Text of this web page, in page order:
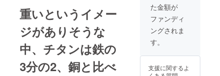
重いというイメー
ジがありそうな
中、チタンは鉄の
3分の2、銅と比べ
使用部
材の供
給状
況、製
合等に
荷時期
た金額が
ファンディ
ングされま
す。
支援に関するよ